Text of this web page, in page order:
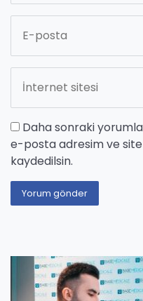
Daha sonraki
e-posta adresim ve
kaydedilsin.